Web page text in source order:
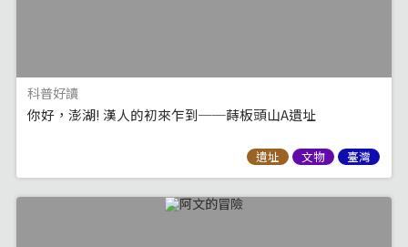
科普好讀
你好，澎湖! 漢人的初來乍到──蒔板頭山A遺址
遺址 文物 臺灣